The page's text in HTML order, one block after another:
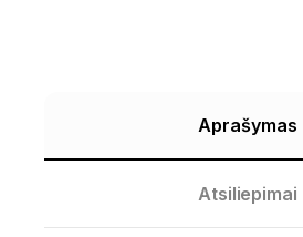
Aprašymas
Atsiliepimai